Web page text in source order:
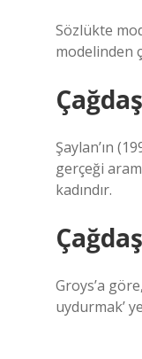
Sözlükte
modelinden
Şaylan’ın
gerçeği
kadındır.
Groys’a
uydurmak’